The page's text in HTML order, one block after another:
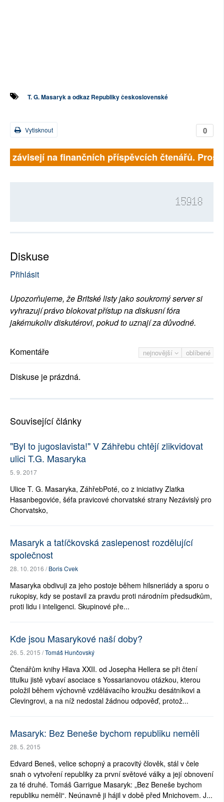
T. G. Masaryk a odkaz Republiky československé
0
Vytisknout
závisejí na finančních příspěvcích čtenářů.
15918
Diskuse
Přihlásit
Upozorňujeme, že Britské listy jako soukromý server si
vyhrazují právo blokovat přístup na diskusní fóra
jakémukoliv diskutérovi, pokud to uznají za důvodné.
nejnovější oblíbené
Komentáře
Diskuse je prázdná.
Související články
"Byl to jugoslavista!" V Záhřebu chtějí zlikvidovat
ulici T.G. Masaryka
5. 9. 2017
Ulice T. G. Masaryka, ZáhřebPoté, co z iniciativy Zlatka
Hasanbegoviće, šéfa pravicové chorvatské strany Nezávislý pro
Chorvatsko,
Masaryk a tatíčkovská zaslepenost rozdělující
společnost
28. 10. 2016 /Boris Cvek
Masaryka obdivuji za jeho postoje během hilsneriády a sporu o
rukopisy, kdy se postavil za pravdu proti národním předsudkům,
proti lidu i inteligenci. Skupinové pře...
Kde jsou Masarykové naší doby?
26. 5. 2015 /Tomáš Hunčovský
Čtenářům knihy Hlava XXII. od Josepha Hellera se při čtení
titulku jistě vybaví asociace s Yossarianovou otázkou, kterou
položil během výchovně vzdělávacího kroužku desátníkovi a
Clevingrovi, a na níž nedostal žádnou odpověď, protož...
Masaryk: Bez Beneše bychom republiku neměli
28. 5. 2015
Edvard Beneš, velice schopný a pracovitý člověk, stál v čele
snah o vytvoření republiky za první světové války a její obnovení
za té druhé. Tomáš Garrigue Masaryk: „Bez Beneše bychom
republiku neměli“. Neúnavně ji hájil v době před Mnichovem. J...